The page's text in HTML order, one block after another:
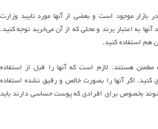
بازار موجود است و بعضی از آنها مورد تایید وزارت
به اعتبار برند و محلی که از آن می‌خرید توجه کنید.
هم استفاده کنید.
مطمئن هستند. لازم است که آنها را قبل از استفاده
اگر آنها را بصورت خالص و رقیق نشده استفاده
بخصوص برای افرادی که پوست حساسی دارند باید